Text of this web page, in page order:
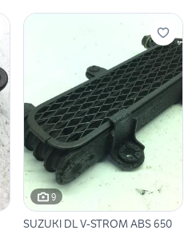
9
SUZUKI DL V-STROM ABS 650